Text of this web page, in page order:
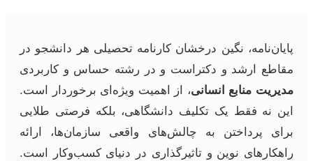
پایان‌نامه، نگین درخشان کارنامه تحصیلی هر دانشجو در
مقاطع ارشد و دکتراست و در رشته حساس و کاربردی
مدیریت منابع انسانی، از اهمیت ویژه‌ای برخوردار است.
این نه فقط یک تکلیف دانشگاهی، بلکه فرصتی طلایی
برای پرداختن به چالش‌های واقعی سازمان‌ها، ارائه
راهکارهای نوین و تاثیرگذاری در دنیای کسب‌وکار است.